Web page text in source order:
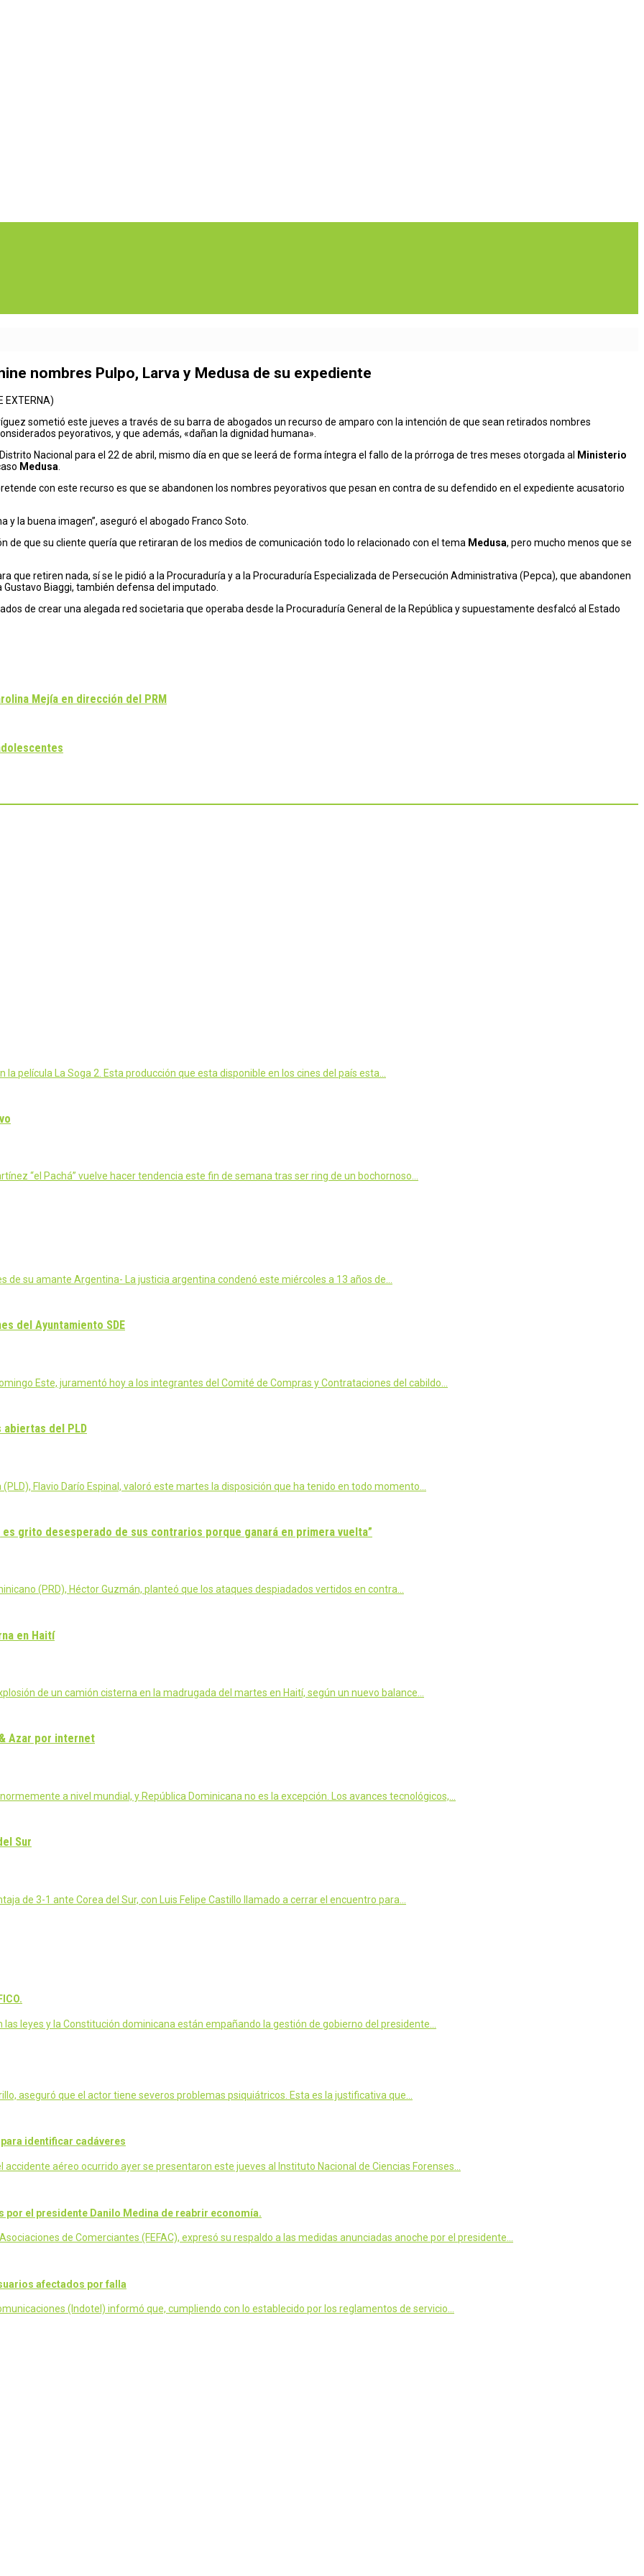
nombres Pulpo, Larva y Medusa de su expediente
EXTERNA)
sometió este jueves a través de su barra de abogados un recurso de amparo con la intención de que sean retirados nombres
peyorativos, y que además, «dañan la dignidad humana».
Nacional para el 22 de abril, mismo día en que se leerá de forma íntegra el fallo de la prórroga de tres meses otorgada al
Ministerio
Medusa
con este recurso es que se abandonen los nombres peyorativos que pesan en contra de su defendido en el expediente acusatorio
y la buena imagen”, aseguró el abogado Franco Soto.
de que su cliente quería que retiraran de los medios de comunicación todo lo relacionado con el tema Medusa, pero mucho menos que se
que retiren nada, sí se le pidió a la Procuraduría y a la Procuraduría Especializada de Persecución Administrativa (Pepca), que abandonen
Biaggi, también defensa del imputado.
de crear una alegada red societaria que operaba desde la Procuraduría General de la República y supuestamente desfalcó al Estado
Mejía en dirección del PRM
película La Soga 2. Esta producción que esta disponible en los cines del país esta…
“el Pachá” vuelve hacer tendencia este fin de semana tras ser ring de un bochornoso…
de su amante Argentina- La justicia argentina condenó este miércoles a 13 años de…
del Ayuntamiento SDE
Este, juramentó hoy a los integrantes del Comité de Compras y Contrataciones del cabildo…
abiertas del PLD
Flavio Darío Espinal, valoró este martes la disposición que ha tenido en todo momento…
grito desesperado de sus contrarios porque ganará en primera vuelta”
(PRD), Héctor Guzmán, planteó que los ataques despiadados vertidos en contra…
en Haití
de un camión cisterna en la madrugada del martes en Haití, según un nuevo balance…
Azar por internet
a nivel mundial, y República Dominicana no es la excepción. Los avances tecnológicos,…
Sur
de 3-1 ante Corea del Sur, con Luis Felipe Castillo llamado a cerrar el encuentro para…
leyes y la Constitución dominicana están empañando la gestión de gobierno del presidente…
aseguró que el actor tiene severos problemas psiquiátricos. Esta es la justificativa que…
identificar cadáveres
accidente aéreo ocurrido ayer se presentaron este jueves al Instituto Nacional de Ciencias Forenses…
el presidente Danilo Medina de reabrir economía.
de Comerciantes (FEFAC), expresó su respaldo a las medidas anunciadas anoche por el presidente…
afectados por falla
(Indotel) informó que, cumpliendo con lo establecido por los reglamentos de servicio…